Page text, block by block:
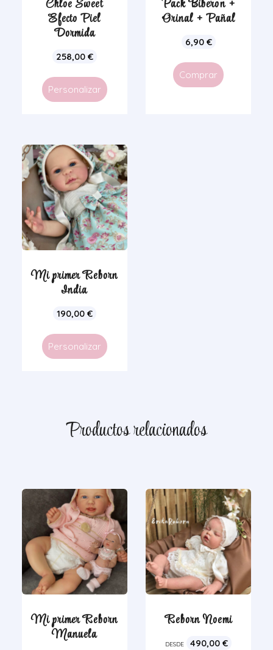
Chloe Sweet
Efecto Piel
Dormida
258,00 €
Personalizar
Pack Biberon +
Orinal + Pañal
6,90 €
Comprar
Mi primer Reborn
India
190,00 €
Personalizar
Productos relacionados
Mi primer Reborn
Manuela
Reborn Noemi
DESDE 490,00€